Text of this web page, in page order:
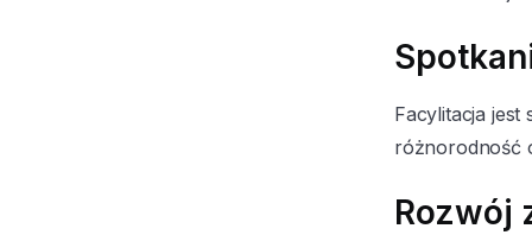
Facylitacja
różnorodność
Rozwój